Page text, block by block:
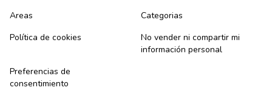
Areas
Categorias
Política de cookies
No vender ni compartir mi
información personal
Preferencias de
consentimiento